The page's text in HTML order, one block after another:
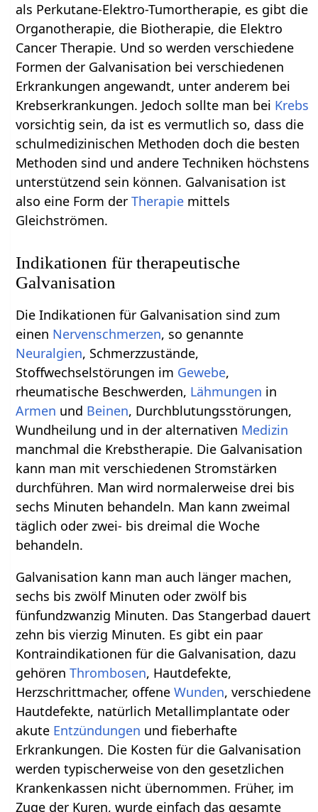
als Perkutane-Elektro-Tumortherapie, es gibt die
Organotherapie, die Biotherapie, die Elektro
Cancer Therapie. Und so werden verschiedene
Formen der Galvanisation bei verschiedenen
Erkrankungen angewandt, unter anderem bei
Krebserkrankungen. Jedoch sollte man bei Krebs
vorsichtig sein, da ist es vermutlich so, dass die
schulmedizinischen Methoden doch die besten
Methoden sind und andere Techniken höchstens
unterstützend sein können. Galvanisation ist
also eine Form derTherapie mittels
Gleichströmen.
Indikationen für therapeutische
Galvanisation
Die Indikationen für Galvanisation sind zum
einen Nervenschmerzen, so genannte
Neuralgien, Schmerzzustände,
Stoffwechselstörungen im Gewebe,
rheumatische Beschwerden, Lähmungen in
Armen und Beinen, Durchblutungsstörungen,
Wundheilung und in der alternativen Medizin
manchmal die Krebstherapie. Die Galvanisation
kann man mit verschiedenen Stromstärken
durchführen. Man wird normalerweise drei bis
sechs Minuten behandeln. Man kann zweimal
täglich oder zwei- bis dreimal die Woche
behandeln.
Galvanisation kann man auch länger machen,
sechs bis zwölf Minuten oder zwölf bis
fünfundzwanzig Minuten. Das Stangerbad dauert
zehn bis vierzig Minuten. Es gibt ein paar
Kontraindikationen für die Galvanisation, dazu
gehörenThrombosen, Hautdefekte,
Herzschrittmacher, offeneWunden, verschiedene
Hautdefekte, natürlich Metallimplantate oder
akute Entzündungen und fieberhafte
Erkrankungen. Die Kosten für die Galvanisation
werden typischerweise von den gesetzlichen
Krankenkassen nicht übernommen. Früher, im
Zuge der Kuren, wurde einfach das gesamte